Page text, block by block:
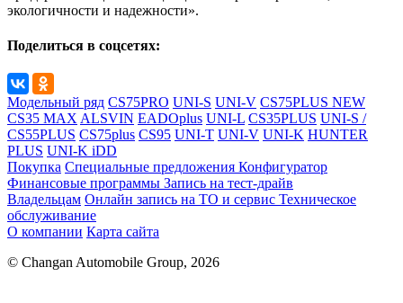
экологичности и надежности».
Поделиться в соцсетях:
Модельный ряд CS75PRO UNI-S UNI-V CS75PLUS NEW
CS35 MAX ALSVIN EADOplus UNI-L CS35PLUS UNI-S /
CS55PLUS CS75plus CS95 UNI-T UNI-V UNI-K HUNTER
PLUS UNI-K iDD
Покупка Специальные предложения Конфигуратор
Финансовые программы Запись на тест-драйв
Владельцам Онлайн запись на ТО и сервис Техническое
обслуживание
О компании Карта сайта
© Changan Automobile Group, 2026